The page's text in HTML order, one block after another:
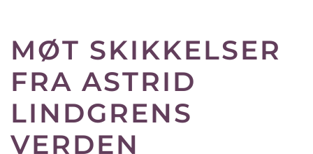
MØT SKIKKELSER
FRA ASTRID
LINDGRENS
VERDEN